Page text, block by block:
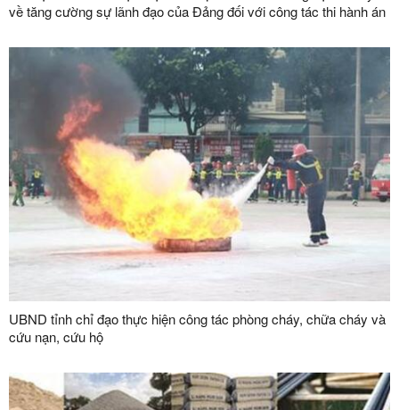
về tăng cường sự lãnh đạo của Đảng đối với công tác thi hành án
UBND tỉnh chỉ đạo thực hiện công tác phòng cháy, chữa cháy và
cứu nạn, cứu hộ